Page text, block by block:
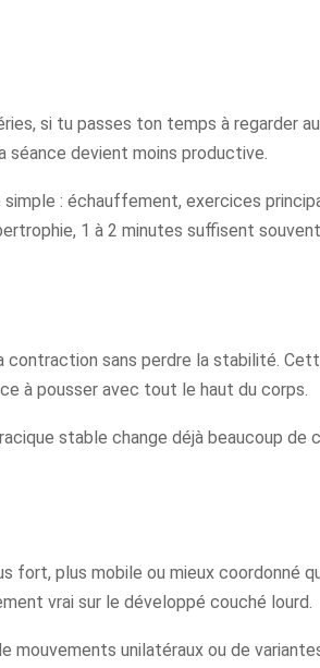
si tu passes ton temps à regarder
séance devient moins productive.
: échauffement, exercices
1 à 2 minutes suffisent
contraction sans perdre la stabilité.
à pousser avec tout le haut du corps.
stable change déjà beaucoup de
fort, plus mobile ou mieux coordonné
vrai sur le développé couché lourd.
mouvements unilatéraux ou de